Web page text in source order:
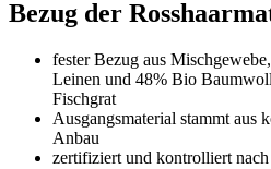
Bezug der
fester Bezug aus
Leinen und 48% Bio
Fischgrat
Ausgangsmaterial stammt aus
Anbau
zertifiziert und kontrolliert